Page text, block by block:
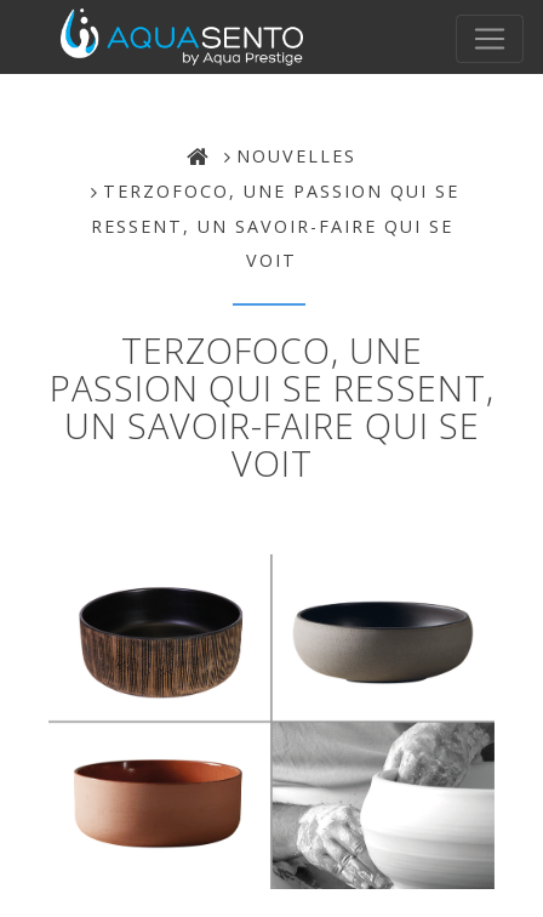
NOUVELLES
TERZOFOCO, UNE PASSION QUI SE
RESSENT, UN SAVOIR-FAIRE QUI SE
VOIT
TERZOFOCO, UNE
PASSION QUI SE RESSENT,
UN SAVOIR-FAIRE QUI SE
VOIT